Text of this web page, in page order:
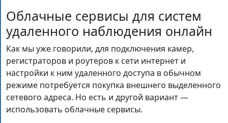
Облачные сервисы для систем
удаленного наблюдения онлайн
Как мы уже говорили, для подключения камер,
регистраторов и роутеров к сети интернет и
настройки к ним удаленного доступа в обычном
режиме потребуется покупка внешнего выделенного
сетевого адреса. Но есть и другой вариант —
использовать облачные сервисы.